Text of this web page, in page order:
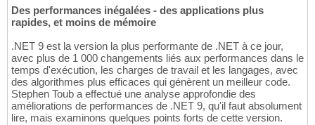
Des performances inégalées - des applications plus
rapides, et moins de mémoire
.NET 9 est la version la plus performante de .NET à ce jour,
avec plus de 1 000 changements liés aux performances dans le
temps d'exécution, les charges de travail et les langages, avec
des algorithmes plus efficaces qui génèrent un meilleur code.
Stephen Toub a effectué une analyse approfondie des
améliorations de performances de .NET 9, qu'il faut absolument
lire, mais examinons quelques points forts de cette version.